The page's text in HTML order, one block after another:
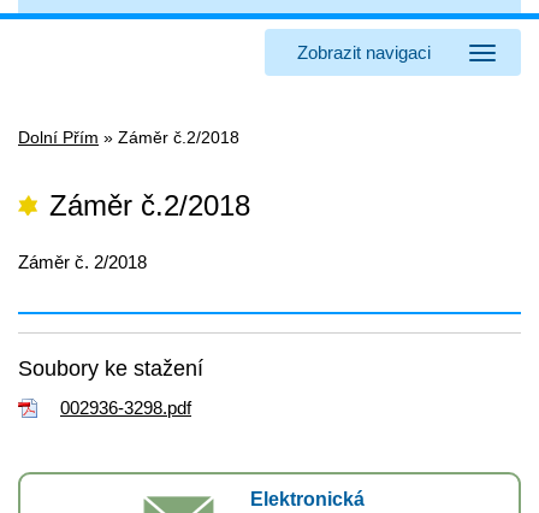
Zobrazit navigaci
Dolní Přím » Záměr č.2/2018
Záměr č.2/2018
Záměr č. 2/2018
Soubory ke stažení
002936-3298.pdf
Elektronická